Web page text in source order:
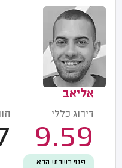
אליאב
דירוג כללי
9.59
פנוי בשבוע הבא